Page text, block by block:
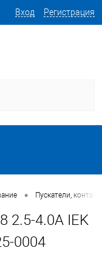
Вход Регистрация
• Пускатели,
2.5-4.0А IEK
0004